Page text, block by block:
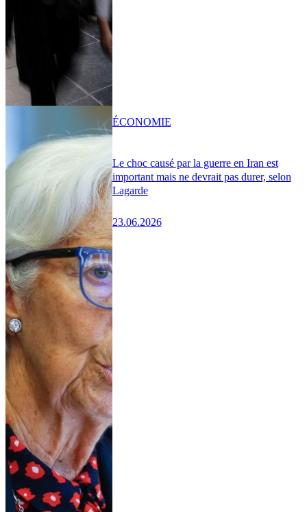
Le choc causé par la guerre en Iran est
important mais ne devrait pas durer, selon
Lagarde
23.06.2026
ÉCONOMIE